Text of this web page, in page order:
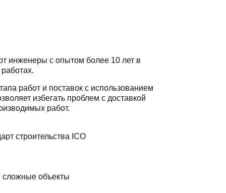
инженеры с опытом более 10 лет в
работ и поставок с использованием
избегать проблем с доставкой
работ.
строительства ICO
сложные объекты